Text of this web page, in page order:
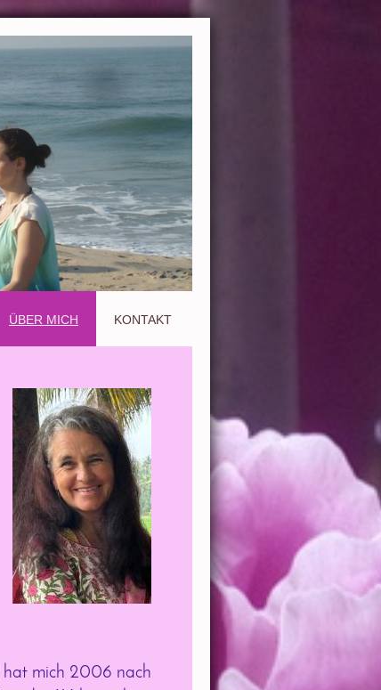
ÜBER MICH KONTAKT
hat mich 2006 nach